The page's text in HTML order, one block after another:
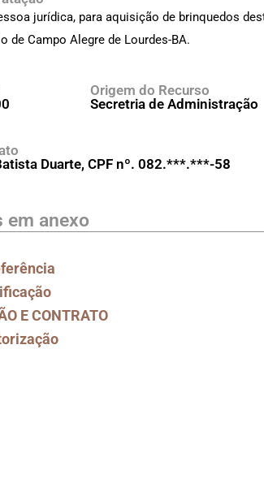
jurídica, para aquisição de brinquedos
de Campo Alegre de Lourdes-BA.
Origem do Recurso
Secretria de Administração
Duarte, CPF nº. 082.***.***-58
em anexo
E CONTRATO